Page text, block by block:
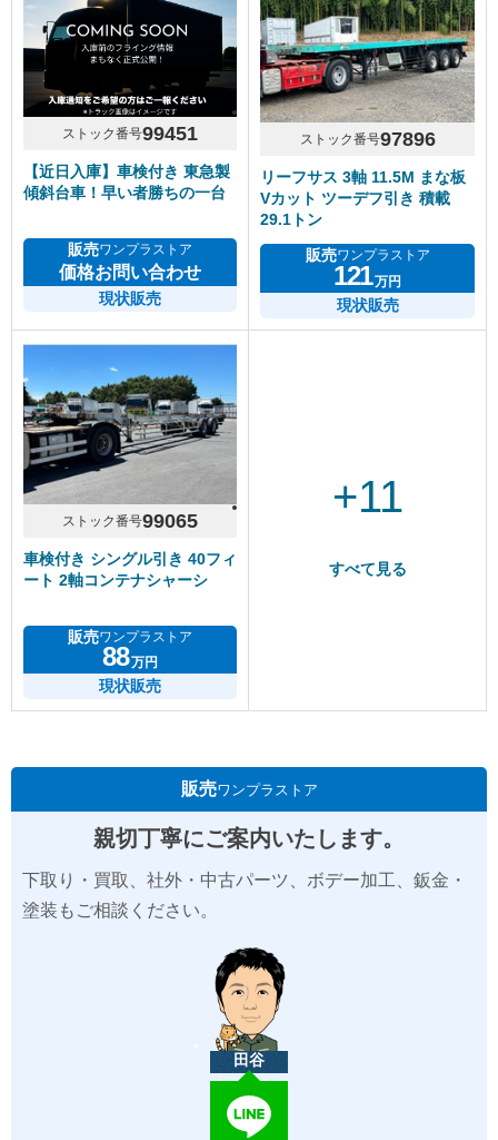
ストック番号99451
【近日入庫】車検付き 東急製
傾斜台車！早い者勝ちの一台
販売ワンプラストア
価格お問い合わせ
現状販売
ストック番号97896
リーフサス 3軸 11.5M まな板
Vカット ツーデフ引き 積載
29.1トン
販売ワンプラストア
121万円
現状販売
ストック番号99065
車検付き シングル引き 40フィ
ート 2軸コンテナシャーシ
販売ワンプラストア
88万円
現状販売
+11
すべて見る
販売ワンプラストア
親切丁寧にご案内いたします。
下取り・買取、社外・中古パーツ、ボデー加工、鈑金・
塗装もご相談ください。
田谷